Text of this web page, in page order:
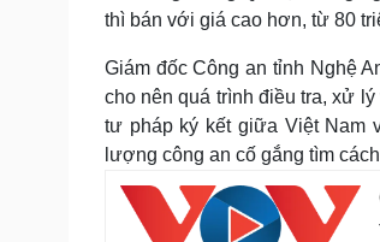
thì bán với giá cao hơn, từ 80
Giám đốc Công an tỉnh Nghệ
cho nên quá trình điều tra, xử
tư pháp ký kết giữa Việt Nam
lượng công an cố gắng tìm